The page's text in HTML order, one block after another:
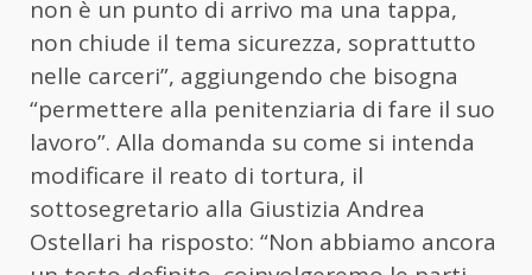
non è un punto di arrivo ma una tappa,
non chiude il tema sicurezza, soprattutto
nelle carceri”, aggiungendo che bisogna
“permettere alla penitenziaria di fare il suo
lavoro”. Alla domanda su come si intenda
modificare il reato di tortura, il
sottosegretario alla Giustizia Andrea
Ostellari ha risposto: “Non abbiamo ancora